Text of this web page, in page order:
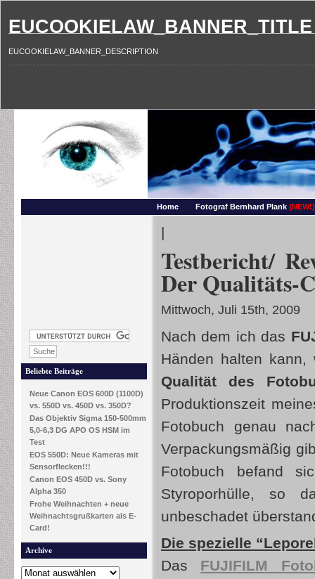
EUCOOKIELAW_BANNER_TITLE
EUCOOKIELAW_BANNER_DESCRIPTION
Home Fotograf Bernhard Plank (NEW!)
Beliebte Beiträge
Neue Canon EOS 600D (1100D)
vs. 550D vs. 450D vs. 350D?
Das Objektiv Sigma 150-500mm
5,0-6,3 DG APO OS HSM im
Test
EOS 550D: Neue Kameras mit
Sensorflecken!!!
Canon EOS 450D vs. Sony
Alpha 350
Frohe Weihnachten + neue
Weihnachtsgrußkarten als E-
Card!
Archive
|
Testbericht/
Der Qualitäts-
Mittwoch, Juli 15th, 2009
Nach dem ich das
Händen halten
Qualität des
Produktionszeit
Fotobuch genau
Verpackungsmäßig
Fotobuch befand
Styroporhülle, so
unbeschadet
Die spezielle
Das FUJIFILM